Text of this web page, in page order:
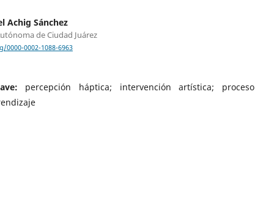
Achig Sánchez
de Ciudad Juárez
0002-1088-6963
percepción háptica; intervención artística; proceso